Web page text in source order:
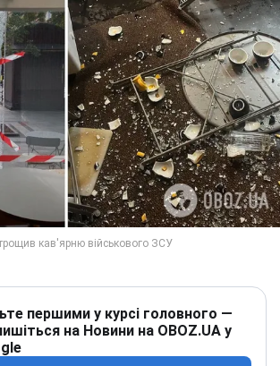
першими у курсі головного —
на Новини на OBOZ.UA у